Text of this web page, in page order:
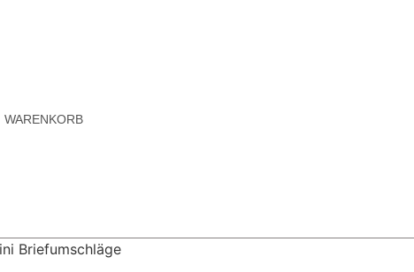
WARENKORB
Briefumschläge